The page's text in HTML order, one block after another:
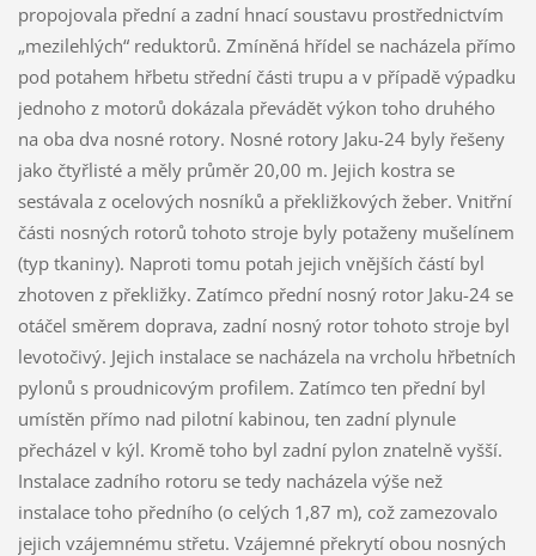
propojovala přední a zadní hnací soustavu prostřednictvím
„mezilehlých“ reduktorů. Zmíněná hřídel se nacházela přímo
pod potahem hřbetu střední části trupu a v případě výpadku
jednoho z motorů dokázala převádět výkon toho druhého
na oba dva nosné rotory. Nosné rotory Jaku-24 byly řešeny
jako čtyřlisté a měly průměr 20,00 m. Jejich kostra se
sestávala z ocelových nosníků a překližkových žeber. Vnitřní
části nosných rotorů tohoto stroje byly potaženy mušelínem
(typ tkaniny). Naproti tomu potah jejich vnějších částí byl
zhotoven z překližky. Zatímco přední nosný rotor Jaku-24 se
otáčel směrem doprava, zadní nosný rotor tohoto stroje byl
levotočivý. Jejich instalace se nacházela na vrcholu hřbetních
pylonů s proudnicovým profilem. Zatímco ten přední byl
umístěn přímo nad pilotní kabinou, ten zadní plynule
přecházel v kýl. Kromě toho byl zadní pylon znatelně vyšší.
Instalace zadního rotoru se tedy nacházela výše než
instalace toho předního (o celých 1,87 m), což zamezovalo
jejich vzájemnému střetu. Vzájemné překrytí obou nosných